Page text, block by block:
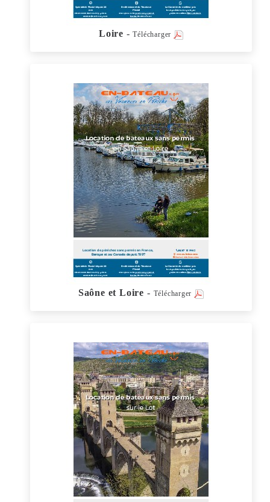
Loire -Télécharger
Saône et Loire - Télécharger